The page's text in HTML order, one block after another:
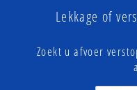
Lekkage of
Zoekt u afvoer